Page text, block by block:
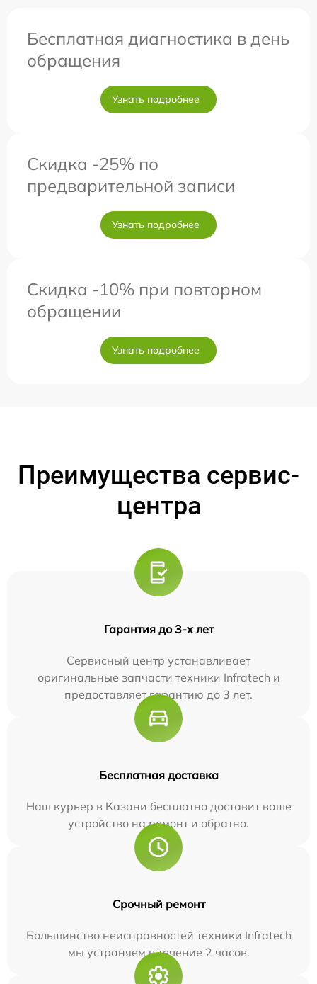
Бесплатная диагностика в день
обращения
Узнать подробнее
Скидка -25% по
предварительной записи
Узнать подробнее
Скидка -10% при повторном
обращении
Узнать подробнее
Преимущества сервис-
центра
Гарантия до 3-х лет
Сервисный центр устанавливает
оригинальные запчасти техники Infratech и
предоставляет гарантию до 3 лет.
Бесплатная доставка
Наш курьер в Казани бесплатно доставит ваше
устройство на ремонт и обратно.
Срочный ремонт
Большинство неисправностей техники Infratech
мы устраняем в течение 2 часов.